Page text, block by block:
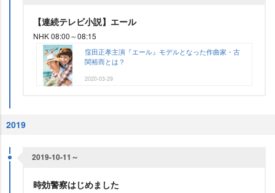
【連続テレビ小説】エール
NHK 08:00～08:15
窪田正孝主演『エール』モデルとなった作曲家・古
関裕而とは？
2020-03-29
2019
2019-10-11～
時効警察はじめました